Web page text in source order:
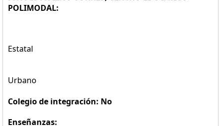
POLIMODAL:
Estatal
Urbano
Colegio de integración: No
Enseñanzas: